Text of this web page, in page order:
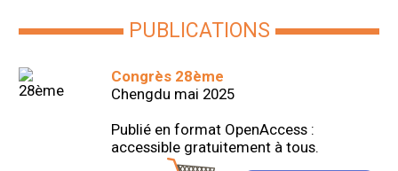
PUBLICATIONS
Congrès 28ème
Chengdu mai 2025
Publié en format OpenAccess :
accessible gratuitement à tous.